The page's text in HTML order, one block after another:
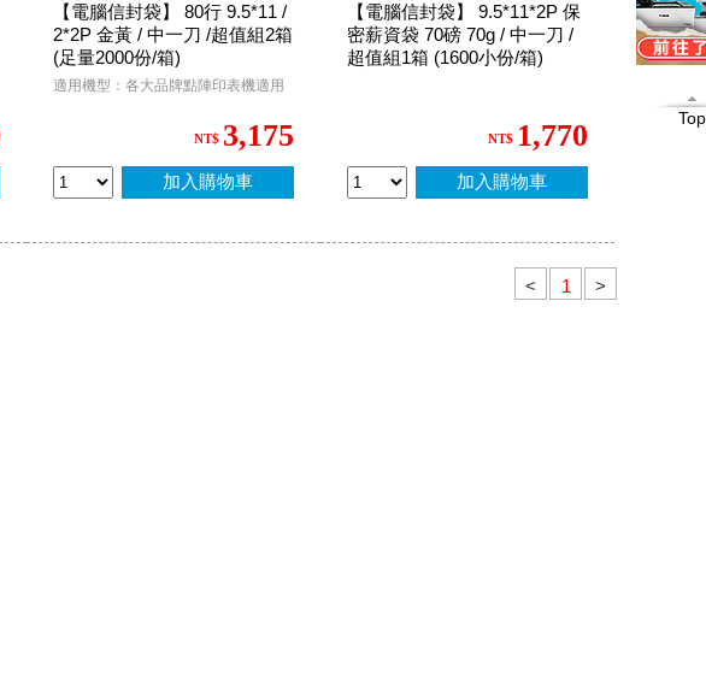
Top
【電腦信封袋】 80行 9.5*11 /
2*2P 金黃 / 中一刀 /超值組2箱
(足量2000份/箱)
適用機型：各大品牌點陣印表機適用
NT$ 3,175
加入購物車
【電腦信封袋】 9.5*11*2P 保
密薪資袋 70磅 70g / 中一刀 /
超值組1箱 (1600小份/箱)
NT$ 1,770
加入購物車
< 1 >